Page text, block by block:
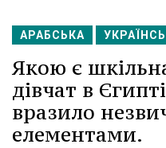
АРАБСЬКА
Якою є
дівчат в
вразило
елементами.